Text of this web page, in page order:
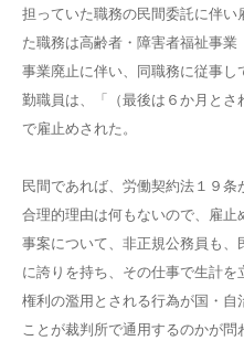
担っていた職務の民間委託に伴
た職務は高齢者・障害者福祉事業
事業廃止に伴い、同職務に従事
勤職員は、「（最後は６か月と
で雇止めされた。
民間であれば、労働契約法１９
合理的理由は何もないので、雇
事案について、非正規公務員も
に誇りを持ち、その仕事で生計
権利の濫用とされる行為が国・
ことが裁判所で通用するのかが問